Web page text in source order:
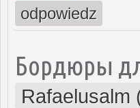
odpowiedz
Бордюры
Rafaelusalm